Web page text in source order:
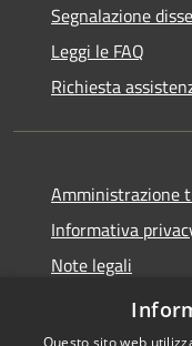
Segnalazione
Leggi le FAQ
Richiesta
Amministrazione
Informativa
Note legali
Dichiarazione di
Questo sito web